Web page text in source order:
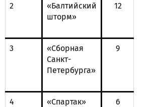
2
«Балтийский
шторм»
12
3
«Сборная
Санкт-
Петербурга»
9
4 «Спартак» 6